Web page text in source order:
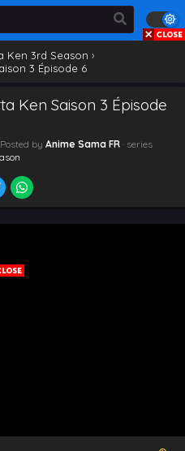
Ken 3rd Season ›
3 Épisode 6
Ken Saison 3 Épisode
Posted by Anime Sama FR · series